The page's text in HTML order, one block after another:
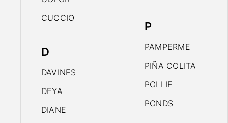
CUCCIO
D
DAVINES
DEYA
DIANE
P
PAMPERME
PIÑA COLITA
POLLIE
PONDS